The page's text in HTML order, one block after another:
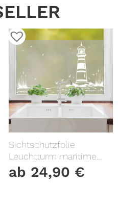
Sichtschutzfolie
Leuchtturm maritime
Fensterfolie Fensterdeko
Milchglasfolie
ab 24,90 €